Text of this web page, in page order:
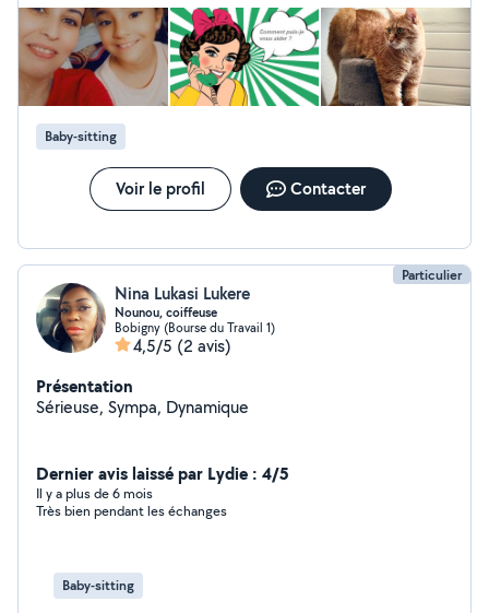
Disponible du lundi au vendredi, les soirs et les week-
ends. N'hésitez pas à me contacter pour discuter de
vos besoins et avoir plus d'informations. À bientôt !
Baby-sitting
Voir le profil Contacter
Particulier
Nina Lukasi Lukere
Nounou, coiffeuse
Bobigny (Bourse du Travail 1)
4,5/5 (2 avis)
Présentation
Sérieuse, Sympa, Dynamique
Dernier avis laissé par Lydie : 4/5
Il y a plus de 6 mois
Très bien pendant les échanges
Baby-sitting